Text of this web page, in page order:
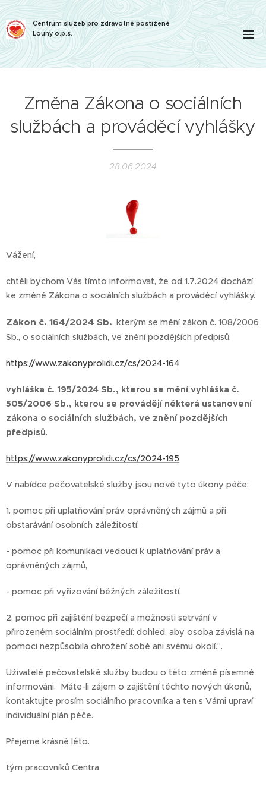
Centrum služeb pro zdravotně postižené
Louny o.p.s.
Změna Zákona o sociálních
službách a prováděcí vyhlášky
28.06.2024
Vážení,
chtěli bychom Vás tímto informovat, že od 1.7.2024 dochází
ke změně Zákona o sociálních službách a prováděcí vyhlášky.
Zákon č. 164/2024 Sb., kterým se mění zákon č. 108/2006
Sb., o sociálních službách, ve znění pozdějších předpisů.
https://www.zakonyprolidi.cz/cs/2024-164
vyhláška č. 195/2024 Sb., kterou se mění vyhláška č.
505/2006 Sb., kterou se provádějí některá ustanovení
zákona o sociálních službách, ve znění pozdějších
předpisů.
https://www.zakonyprolidi.cz/cs/2024-195
V nabídce pečovatelské služby jsou nově tyto úkony péče:
1. pomoc při uplatňování práv, oprávněných zájmů a při
obstarávání osobních záležitostí:
- pomoc při komunikaci vedoucí k uplatňování práv a
oprávněných zájmů,
- pomoc při vyřizování běžných záležitostí,
2. pomoc při zajištění bezpečí a možnosti setrvání v
přirozeném sociálním prostředí: dohled, aby osoba závislá na
pomoci nezpůsobila ohrožení sobě ani svému okolí.".
Uživatelé pečovatelské služby budou o této změně písemně
informováni. Máte-li zájem o zajištění těchto nových úkonů,
kontaktujte prosím sociálního pracovníka a ten s Vámi upraví
individuální plán péče.
Přejeme krásné léto.
tým pracovníků Centra